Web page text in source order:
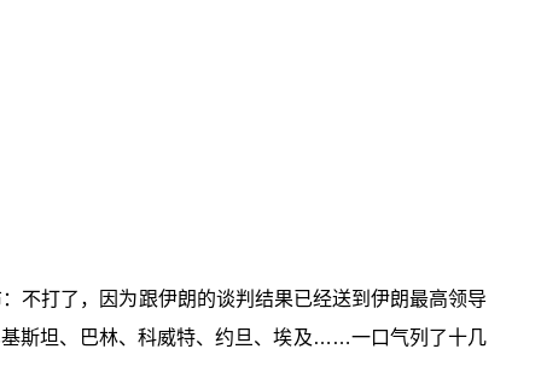
不打了，因为跟伊朗的谈判结果已经送到伊朗最高领导
斯坦、巴林、科威特、约旦、埃及……一口气列了十几